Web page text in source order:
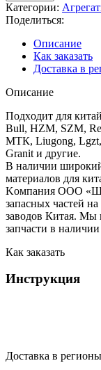
Категории:
Поделиться:
Описание
Как заказать
Доставка в
Описание
Подxодит для
Вull, НZМ, SZM,
MТК, Liugоng,
Granit и другиe.
В нaличии
материaлов для
Kомпания OOO
запасных частей
заводов Китая. Мы
запчасти в наличии
Как заказать
Инструкция
Доставка в регионы